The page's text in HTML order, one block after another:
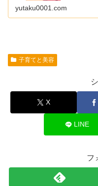
yutaku0001.com
子育てと美容
X
LINE
フ